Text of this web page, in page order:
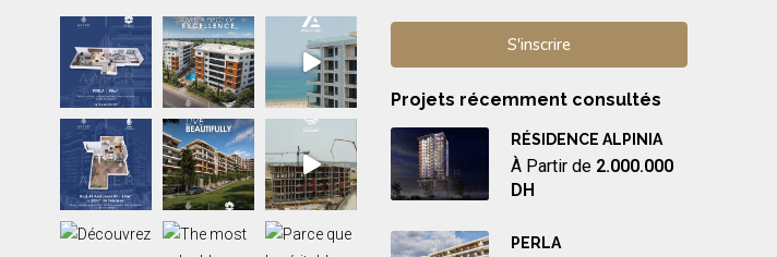
Projets récemment consultés
RÉSIDENCE ALPINIA
À Partir de 2.000.000
DH
PERLA